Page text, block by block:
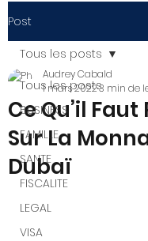
info@vivre-a-
Post
Tous les posts
BUSINESS
FAMILLE
SANTE
FISCALITE
LEGAL
VISA
Tous les posts
Ce Qu’il
Sur La
Dubaï
Audrey Cabald
1 mars 20223 min de